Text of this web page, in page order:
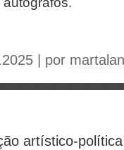
| por
artístico-